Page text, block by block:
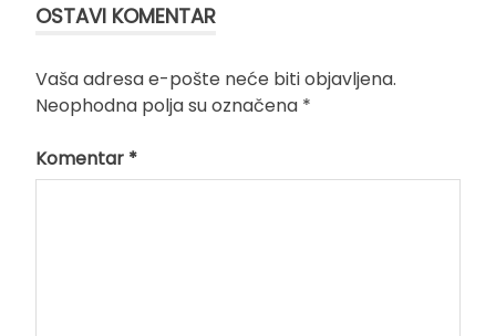
OSTAVI KOMENTAR
Vaša adresa e-pošte neće biti objavljena.
Neophodna polja su označena *
Komentar *